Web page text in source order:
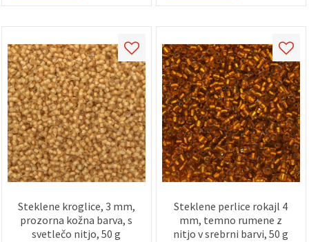
Steklene kroglice, 3 mm,
prozorna kožna barva, s
svetlečo nitjo, 50 g
Steklene perlice rokajl 4
mm, temno rumene z
nitjo v srebrni barvi, 50 g